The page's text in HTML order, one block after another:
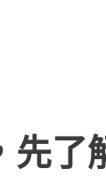
先了